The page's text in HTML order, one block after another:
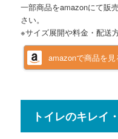
一部商品をamazonにて販
さい。
※サイズ展開や料金・配送
amazonで商品を
トイレのキレイ